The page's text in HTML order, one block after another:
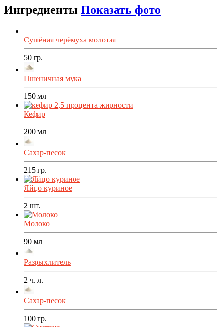
Ингредиенты Показать фото
Сушёная черёмуха молотая
50 гр.
Пшеничная мука
150 мл
Кефир
200 мл
Сахар-песок
215 гр.
Яйцо куриное
2 шт.
Молоко
90 мл
Разрыхлитель
2 ч. л.
Сахар-песок
100 гр.